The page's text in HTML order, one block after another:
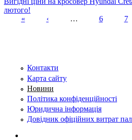
лютого!
« ‹ … 6 7
Контакти
Карта сайту
Новини
Політика конфіденційності
Юридична інформація
Довідник офіційних витрат